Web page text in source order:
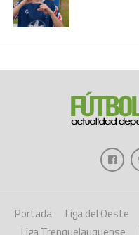
Portada Liga del Oeste
Liga Trenquelauquense